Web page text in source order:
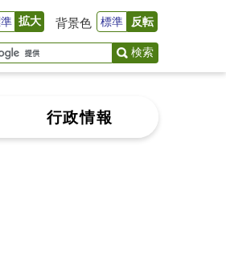
拡大 背景色 標準 反転
検索
行政情報